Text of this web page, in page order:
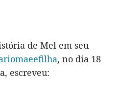
de Mel em seu
, no dia 18
escreveu: